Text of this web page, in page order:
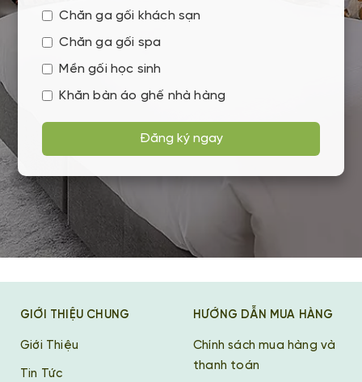
Chăn ga gối khách sạn
Chăn ga gối spa
Mền gối học sinh
Khăn bàn áo ghế nhà hàng
Đăng ký ngay
GIỚI THIỆU CHUNG
Giới Thiệu
Tin Tức
HƯỚNG DẪN MUA HÀNG
Chính sách mua hàng và
thanh toán